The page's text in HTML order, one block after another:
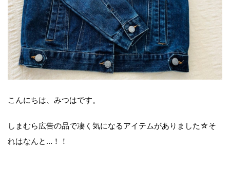
こんにちは、みつはです。
しまむら広告の品で凄く気になるアイテムがありました☆そ
れはなんと…！！